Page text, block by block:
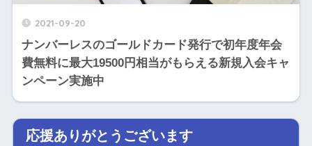
2021-09-20
ナンバーレスのゴールドカード発行で初年度年会
費無料に最大19500円相当がもらえる新規入会キャ
ンペーン実施中
応援ありがとうございます